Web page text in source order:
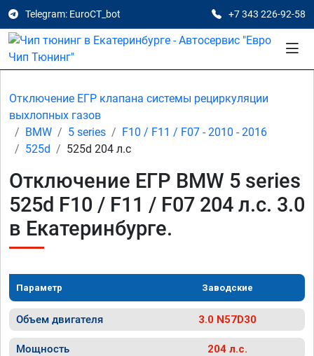
Telegram: EuroCT_bot +7 343 226-92-58
Отключение ЕГР клапана системы рециркуляции
выхлопных газов
BMW
5 series
F10 / F11 / F07 - 2010 - 2016
525d
525d 204 л.с
Отключение ЕГР BMW 5 series
525d F10 / F11 / F07 204 л.с. 3.0
в Екатеринбурге.
Параметр Заводские
Объем двигателя 3.0 N57D30
Мощность 204 л.с.